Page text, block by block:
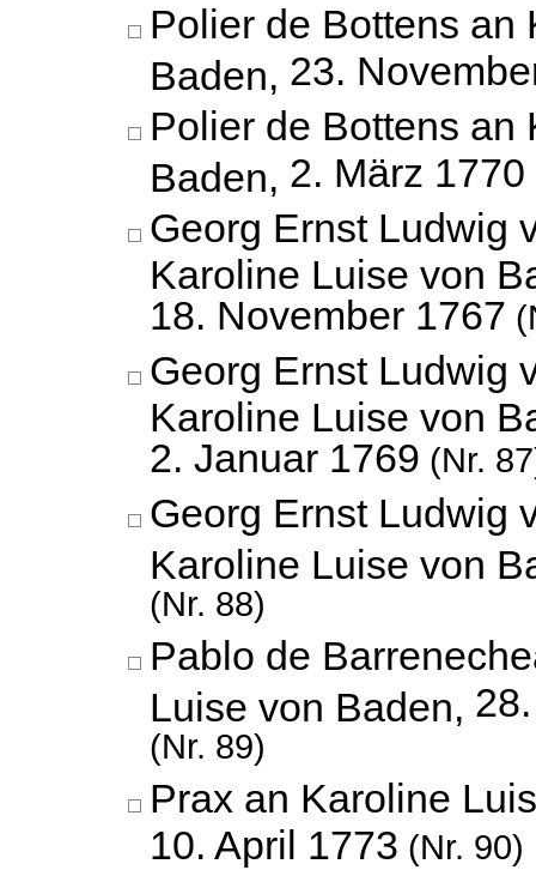
Polier de Bottens an
Baden, 23.
Polier de Bottens an
Baden, 2. März 1770
Georg Ernst Ludwig
Karoline Luise von
18. November 1767
Georg Ernst Ludwig
Karoline Luise von
2. Januar 1769 (Nr.
Georg Ernst Ludwig
Karoline Luise von
(Nr. 88)
Pablo de
Luise von Baden,
(Nr. 89)
Prax an Karoline
10. April 1773 (Nr. 90)